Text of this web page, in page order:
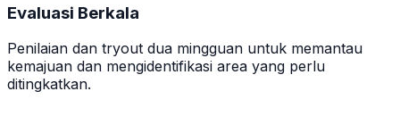
Evaluasi Berkala
Penilaian dan tryout dua mingguan untuk memantau
kemajuan dan mengidentifikasi area yang perlu
ditingkatkan.